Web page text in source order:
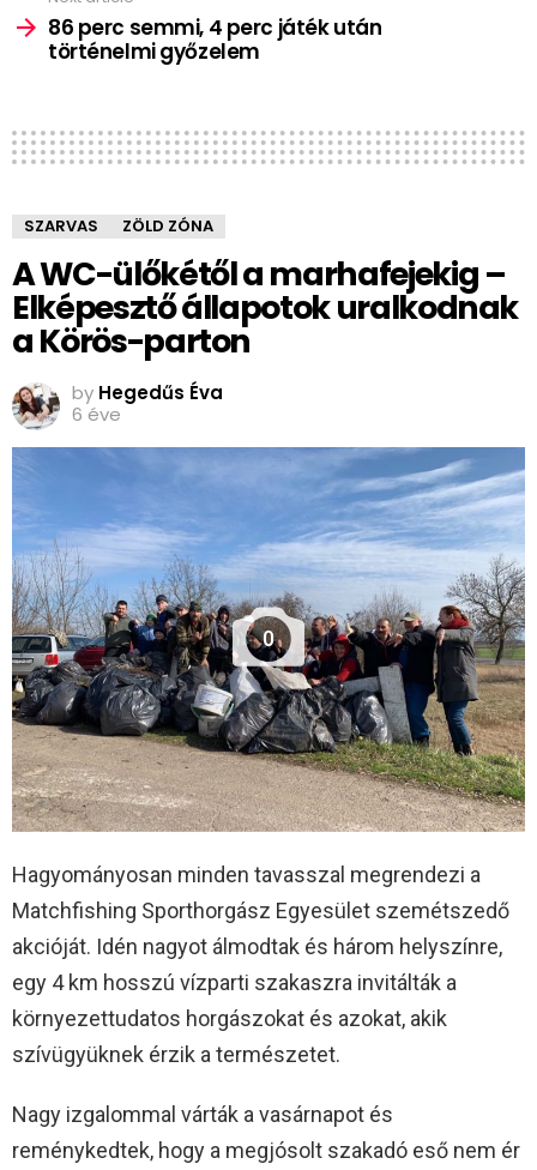
86 perc semmi, 4 perc játék után
történelmi győzelem
SZARVAS ZÖLD ZÓNA
A WC-ülőkétől a marhafejekig –
Elképesztő állapotok uralkodnak
a Körös-parton
by Hegedűs Éva
6 éve
0
Hagyományosan minden tavasszal megrendezi a
Matchfishing Sporthorgász Egyesület szemétszedő
akcióját. Idén nagyot álmodtak és három helyszínre,
egy 4 km hosszú vízparti szakaszra invitálták a
környezettudatos horgászokat és azokat, akik
szívügyüknek érzik a természetet.
Nagy izgalommal várták a vasárnapot és
reménykedtek, hogy a megjósolt szakadó eső nem ér